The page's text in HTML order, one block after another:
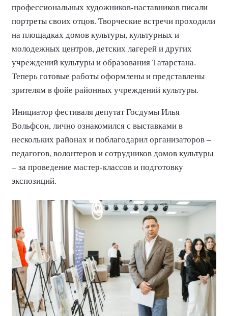
профессиональных художников-наставников писали
портреты своих отцов. Творческие встречи проходили
на площадках домов культуры, культурных и
молодежных центров, детских лагерей и других
учреждений культуры и образования Татарстана.
Теперь готовые работы оформлены и представлены
зрителям в фойе районных учреждений культуры.
Инициатор фестиваля депутат Госдумы Илья
Вольфсон, лично ознакомился с выставками в
нескольких районах и поблагодарил организаторов –
педагогов, волонтеров и сотрудников домов культуры
– за проведение мастер-классов и подготовку
экспозиций.